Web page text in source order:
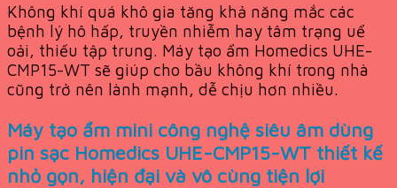
Không khí quá khô gia tăng khả năng mắc các
bệnh lý hô hấp, truyền nhiễm hay tâm trạng uể
oải, thiếu tập trung. Máy tạo ẩm Homedics UHE-
CMP15-WT sẽ giúp cho bầu không khí trong nhà
cũng trở nên lành mạnh, dễ chịu hơn nhiều.
Máy tạo ẩm mini công nghệ siêu âm dùng
pin sạc Homedics UHE-CMP15-WT thiết kế
nhỏ gọn, hiện đại và vô cùng tiện lợi